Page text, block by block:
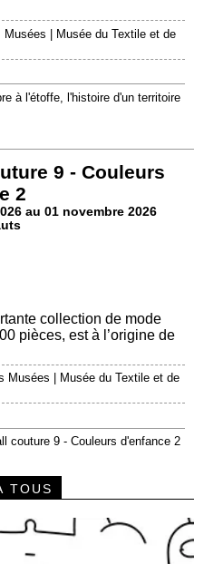
Musées | Musée du Textile et de
à l'étoffe, l'histoire d'un territoire
9 - Couleurs
2
au 01 novembre 2026
collection de mode
pièces, est à l’origine de
Musées
Musée du Textile et de
couture 9 - Couleurs d'enfance 2
TOUS